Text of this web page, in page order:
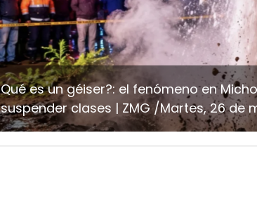
Qué es un géiser?: el fenómeno en
suspender clases
ZMG /Martes, 26 de